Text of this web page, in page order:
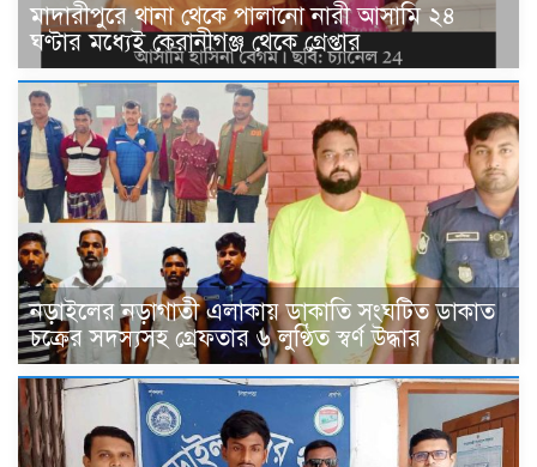
মাদারীপুরে থানা থেকে পালানো নারী আসামি ২৪
ঘণ্টার মধ্যেই কেরানীগঞ্জ থেকে গ্রেপ্তার
নড়াইলের নড়াগাতী এলাকায় ডাকাতি সংঘটিত ডাকাত
চক্রের সদস্যসহ গ্রেফতার ৬ লুণ্ঠিত স্বর্ণ উদ্ধার